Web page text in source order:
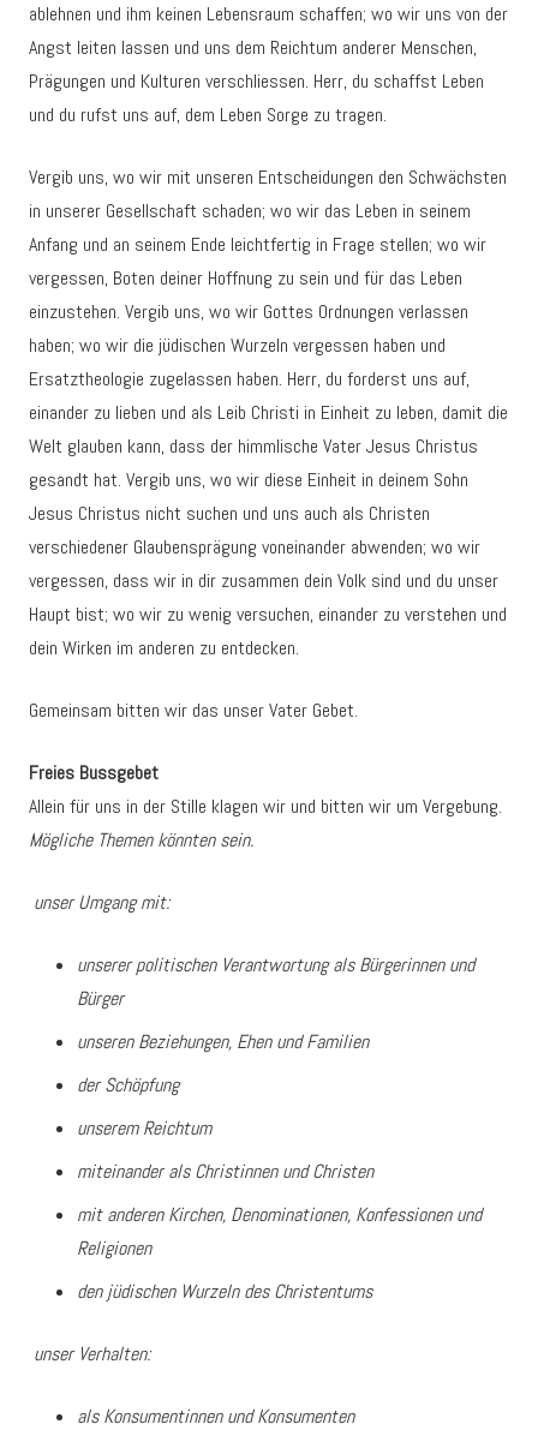
ablehnen und ihm keinen Lebensraum schaffen; wo wir uns von der
Angst leiten lassen und uns dem Reichtum anderer Menschen,
Prägungen und Kulturen verschliessen. Herr, du schaffst Leben
und du rufst uns auf, dem Leben Sorge zu tragen.
Vergib uns, wo wir mit unseren Entscheidungen den Schwächsten
in unserer Gesellschaft schaden; wo wir das Leben in seinem
Anfang und an seinem Ende leichtfertig in Frage stellen; wo wir
vergessen, Boten deiner Hoffnung zu sein und für das Leben
einzustehen. Vergib uns, wo wir Gottes Ordnungen verlassen
haben; wo wir die jüdischen Wurzeln vergessen haben und
Ersatztheologie zugelassen haben. Herr, du forderst uns auf,
einander zu lieben und als Leib Christi in Einheit zu leben, damit die
Welt glauben kann, dass der himmlische Vater Jesus Christus
gesandt hat. Vergib uns, wo wir diese Einheit in deinem Sohn
Jesus Christus nicht suchen und uns auch als Christen
verschiedener Glaubensprägung voneinander abwenden; wo wir
vergessen, dass wir in dir zusammen dein Volk sind und du unser
Haupt bist; wo wir zu wenig versuchen, einander zu verstehen und
dein Wirken im anderen zu entdecken.
Gemeinsam bitten wir das unser Vater Gebet.
Freies Bussgebet
Allein für uns in der Stille klagen wir und bitten wir um Vergebung.
Mögliche Themen könnten sein.
unser Umgang mit:
unserer politischen Verantwortung als Bürgerinnen und
Bürger
unseren Beziehungen, Ehen und Familien
der Schöpfung
unserem Reichtum
miteinander als Christinnen und Christen
mit anderen Kirchen, Denominationen, Konfessionen und
Religionen
den jüdischen Wurzeln des Christentums
unser Verhalten:
als Konsumentinnen und Konsumenten